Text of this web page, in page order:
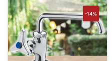
2.601.000 ₫.
-14%